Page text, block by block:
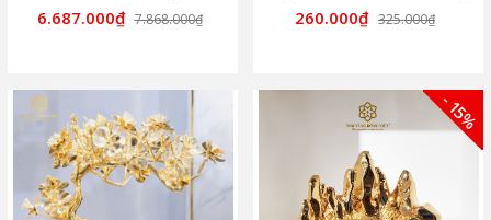
6.687.000₫ 7.868.000₫ 260.000₫ 325.000₫
- 15%